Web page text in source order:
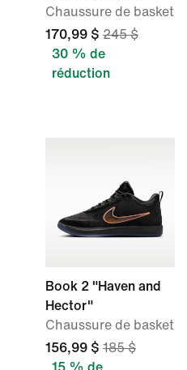
Chaussure de basket
170,99 $ 245 $
30 % de
réduction
Book 2 "Haven and
Hector"
Chaussure de basket
156,99 $ 185 $
15 % de